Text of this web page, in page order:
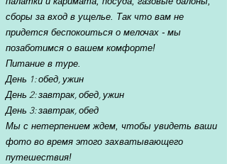
сборы за вход в ущелье. Так что вам не
придется беспокоиться о мелочах - мы
позаботимся о вашем комфорте!
Питание в туре.
День 1: обед, ужин
День 2: завтрак, обед, ужин
День 3: завтрак, обед
Мы с нетерпением ждем, чтобы увидеть ваши
фото во время этого захватывающего
путешествия!